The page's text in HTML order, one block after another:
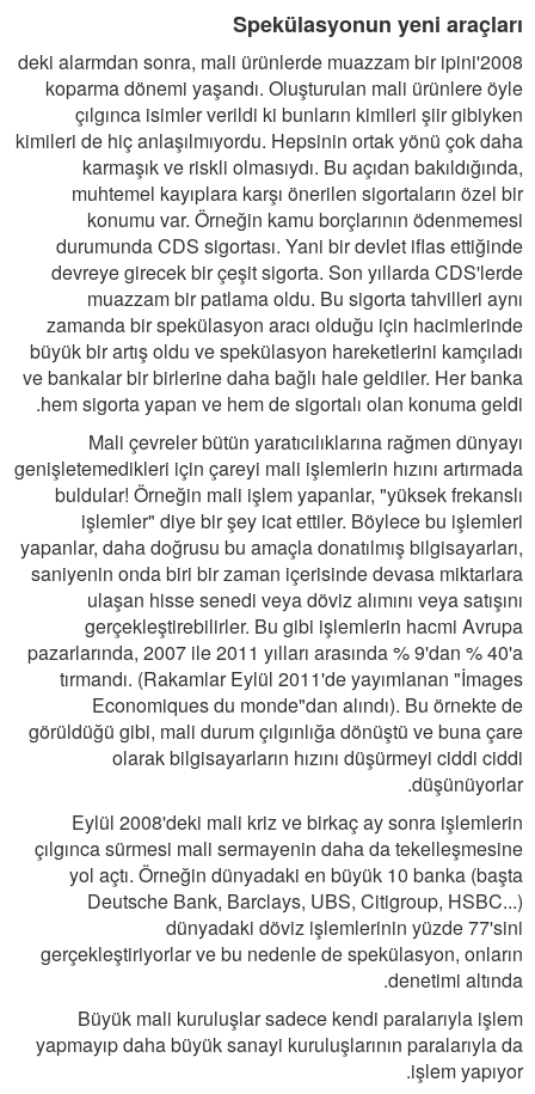
Spekülasyonun yeni araçları
2008'deki alarmdan sonra, mali ürünlerde muazzam bir ipini
koparma dönemi yaşandı. Oluşturulan mali ürünlere öyle
çılgınca isimler verildi ki bunların kimileri şiir gibiyken
kimileri de hiç anlaşılmıyordu. Hepsinin ortak yönü çok daha
karmaşık ve riskli olmasıydı. Bu açıdan bakıldığında,
muhtemel kayıplara karşı önerilen sigortaların özel bir
konumu var. Örneğin kamu borçlarının ödenmemesi
durumunda CDS sigortası. Yani bir devlet iflas ettiğinde
devreye girecek bir çeşit sigorta. Son yıllarda CDS'lerde
muazzam bir patlama oldu. Bu sigorta tahvilleri aynı
zamanda bir spekülasyon aracı olduğu için hacimlerinde
büyük bir artış oldu ve spekülasyon hareketlerini kamçıladı
ve bankalar bir birlerine daha bağlı hale geldiler. Her banka
hem sigorta yapan ve hem de sigortalı olan konuma geldi.
Mali çevreler bütün yaratıcılıklarına rağmen dünyayı
genişletemedikleri için çareyi mali işlemlerin hızını artırmada
buldular! Örneğin mali işlem yapanlar, "yüksek frekanslı
işlemler" diye bir şey icat ettiler. Böylece bu işlemleri
yapanlar, daha doğrusu bu amaçla donatılmış bilgisayarları,
saniyenin onda biri bir zaman içerisinde devasa miktarlara
ulaşan hisse senedi veya döviz alımını veya satışını
gerçekleştirebilirler. Bu gibi işlemlerin hacmi Avrupa
pazarlarında, 2007 ile 2011 yılları arasında % 9'dan % 40'a
tırmandı. (Rakamlar Eylül 2011'de yayımlanan "İmages
Economiques du monde"dan alındı). Bu örnekte de
görüldüğü gibi, mali durum çılgınlığa dönüştü ve buna çare
olarak bilgisayarların hızını düşürmeyi ciddi ciddi
düşünüyorlar.
Eylül 2008'deki mali kriz ve birkaç ay sonra işlemlerin
çılgınca sürmesi mali sermayenin daha da tekelleşmesine
yol açtı. Örneğin dünyadaki en büyük 10 banka (başta
Deutsche Bank, Barclays, UBS, Citigroup, HSBC...)
dünyadaki döviz işlemlerinin yüzde 77'sini
gerçekleştiriyorlar ve bu nedenle de spekülasyon, onların
denetimi altında.
Büyük mali kuruluşlar sadece kendi paralarıyla işlem
yapmayıp daha büyük sanayi kuruluşlarının paralarıyla da
işlem yapıyor.